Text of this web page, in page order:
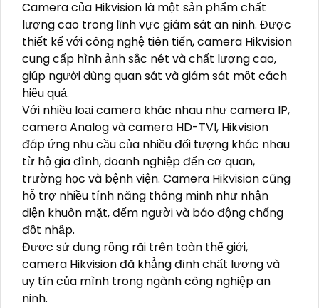
Camera của Hikvision là một sản phẩm chất
lượng cao trong lĩnh vực giám sát an ninh. Được
thiết kế với công nghệ tiên tiến, camera Hikvision
cung cấp hình ảnh sắc nét và chất lượng cao,
giúp người dùng quan sát và giám sát một cách
hiệu quả.
Với nhiều loại camera khác nhau như camera IP,
camera Analog và camera HD-TVI, Hikvision
đáp ứng nhu cầu của nhiều đối tượng khác nhau
từ hộ gia đình, doanh nghiệp đến cơ quan,
trường học và bệnh viện. Camera Hikvision cũng
hỗ trợ nhiều tính năng thông minh như nhận
diện khuôn mặt, đếm người và báo động chống
đột nhập.
Được sử dụng rộng rãi trên toàn thế giới,
camera Hikvision đã khẳng định chất lượng và
uy tín của mình trong ngành công nghiệp an
ninh.